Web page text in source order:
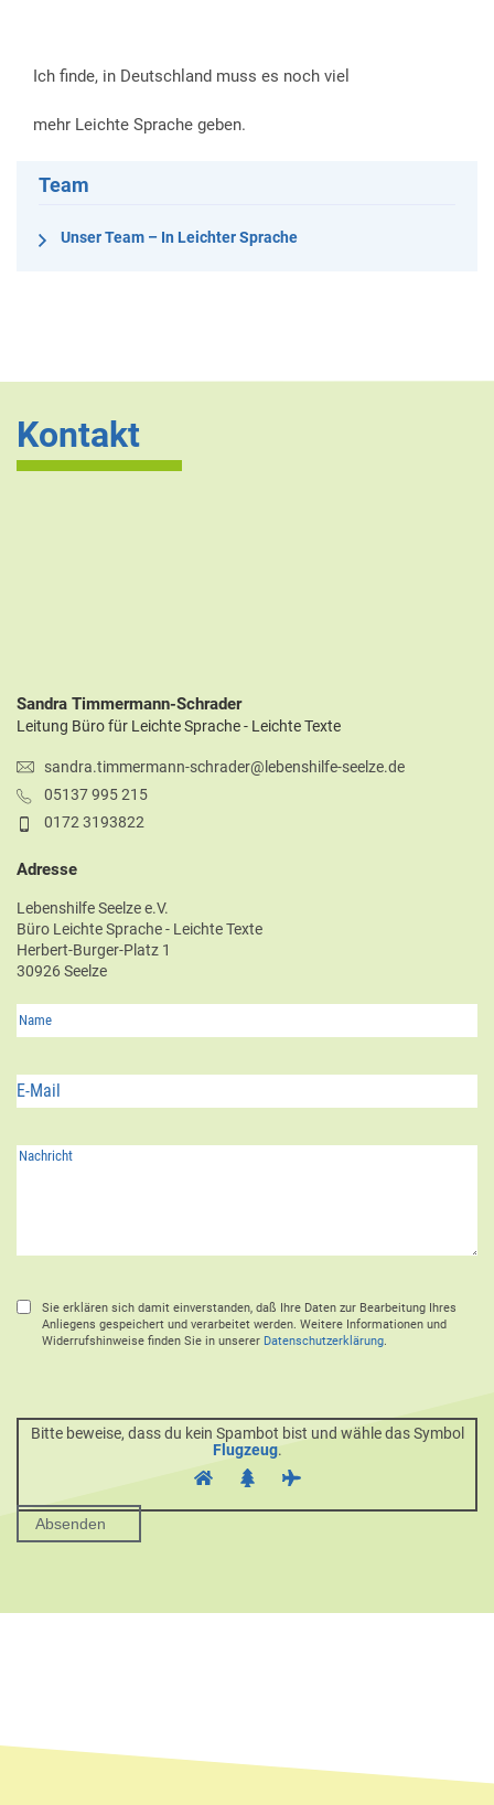
Ich finde, in Deutschland muss es noch viel
mehr Leichte Sprache geben.
Team
Unser Team – In Leichter Sprache
Kontakt
Sandra Timmermann-Schrader
Leitung Büro für Leichte Sprache - Leichte Texte
sandra.timmermann-schrader@lebenshilfe-seelze.de
05137 995 215
0172 3193822
Adresse
Lebenshilfe Seelze e.V.
Büro Leichte Sprache - Leichte Texte
Herbert-Burger-Platz 1
30926 Seelze
Sie erklären sich damit einverstanden, daß Ihre Daten zur Bearbeitung Ihres
Anliegens gespeichert und verarbeitet werden. Weitere Informationen und
Widerrufshinweise finden Sie in unserer Datenschutzerklärung
Bitte beweise, dass du kein Spambot bist und wähle das Symbol
Flugzeug.